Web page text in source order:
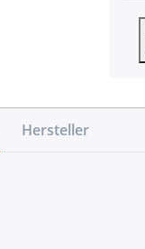
Hersteller